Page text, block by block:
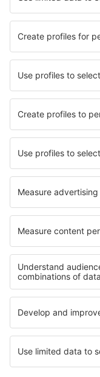
Hotels in Valtice
Die besten Hotels -
Hotels in Barbacena
Hotels in Siedlec
Hotels in Bad
Hotels in Pons
Die besten Hotels -
Hotels auf Tachovsko -
Hotels auf West
Hotels in Teschener
Hotels in Morelos
Hotels in Val di Pejo